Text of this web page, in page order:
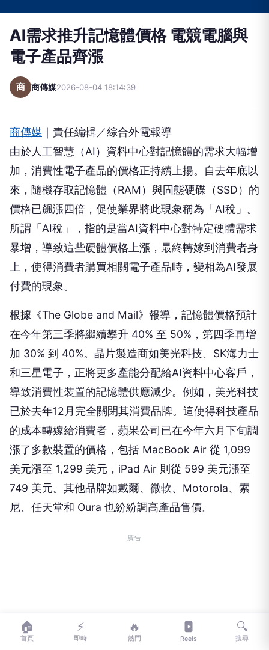
AI需求推升記憶體價格 電競電腦與
電子產品齊漲
商 商傳媒2026-08-04 18:14:39
商傳媒 ｜責任編輯／綜合外電報導
由於人工智慧（AI）資料中心對記憶體的需求大幅增
加，消費性電子產品的價格正持續上揚。自去年底以
來，隨機存取記憶體（RAM）與固態硬碟（SSD）的
價格已飆漲四倍，促使業界將此現象稱為「AI稅」。
所謂「AI稅」，指的是當AI資料中心對特定硬體需求
暴增，導致這些硬體價格上漲，最終轉嫁到消費者身
上，使得消費者購買相關電子產品時，變相為AI發展
付費的現象。
根據《The Globe and Mail》報導，記憶體價格預計
在今年第三季將繼續攀升 40% 至 50%，第四季再增
加 30% 到 40%。晶片製造商如美光科技、SK海力士
和三星電子，正將更多產能分配給AI資料中心客戶，
導致消費性裝置的記憶體供應減少。例如，美光科技
已於去年12月完全關閉其消費品牌。這使得科技產品
的成本轉嫁給消費者，蘋果公司已在今年六月下旬調
漲了多款裝置的價格，包括 MacBook Air 從 1,099
美元漲至 1,299 美元，iPad Air 則從 599 美元漲至
749 美元。其他品牌如戴爾、微軟、Motorola、索
尼、任天堂和 Oura 也紛紛調高產品售價。
廣告
🏠
首頁
⚡
即時
🔥
熱門 Reels
🔍
搜尋